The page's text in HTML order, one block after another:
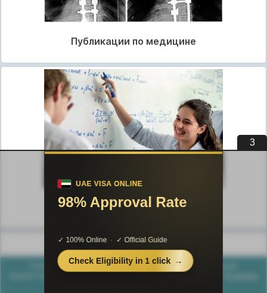
Публикации по медицине
Публикации по педагогике
Разделы публикаций
Poznayka.org - Познайка.Орг - 2016-2026 год. Материал
2